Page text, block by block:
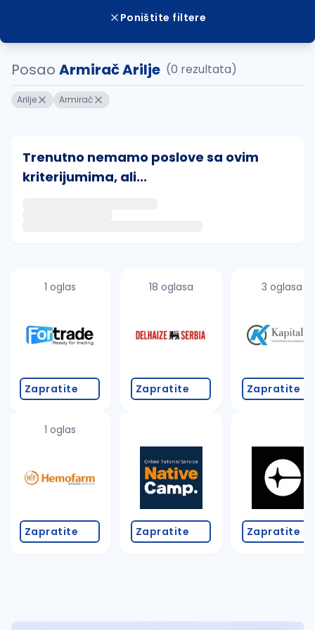
Poništite filtere
Posao Armirač Arilje (0 rezultata)
Arilje Armirač
Trenutno nemamo poslove sa ovim
kriterijumima, ali...
proverite pravopisne greške (koristite č, ć, š, đ,
promenite odabrane filtere pretrage
1 oglas
Zapratite
1 oglas
Zapratite
18 oglasa
Zapratite
Zapratite
3 oglasa
Zapratite
Zapratite